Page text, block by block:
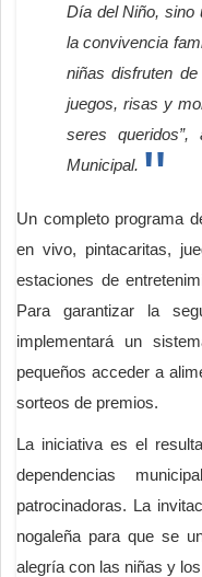
Día del Niño, sino
la convivencia
niñas disfruten
juegos, risas y
seres
Municipal.
Un completo programa
en vivo, pintacaritas,
estaciones de
Para garantizar la
implementará un
pequeños acceder a
sorteos de premios.
La iniciativa es el
dependencias
patrocinadoras. La
nogaleña para que se
alegría con las niñas y